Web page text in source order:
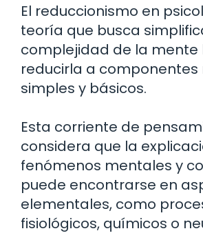
El reduccionismo en
teoría que busca
complejidad de la mente
reducirla a componentes
simples y básicos.
Esta corriente de
considera que la
fenómenos mentales y
puede encontrarse en
elementales, como
fisiológicos, químicos o